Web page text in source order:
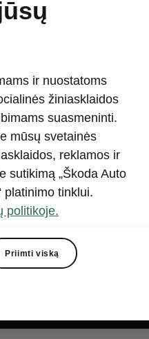
duomenų
susipažinę su
www.youtube.com
ir nuostatoms
žiniasklaidos
suasmeninti.
mūsų svetainės
reklamos ir
sutikimą „Škoda Auto
platinimo tinklui.
politikoje.
Priimti viską